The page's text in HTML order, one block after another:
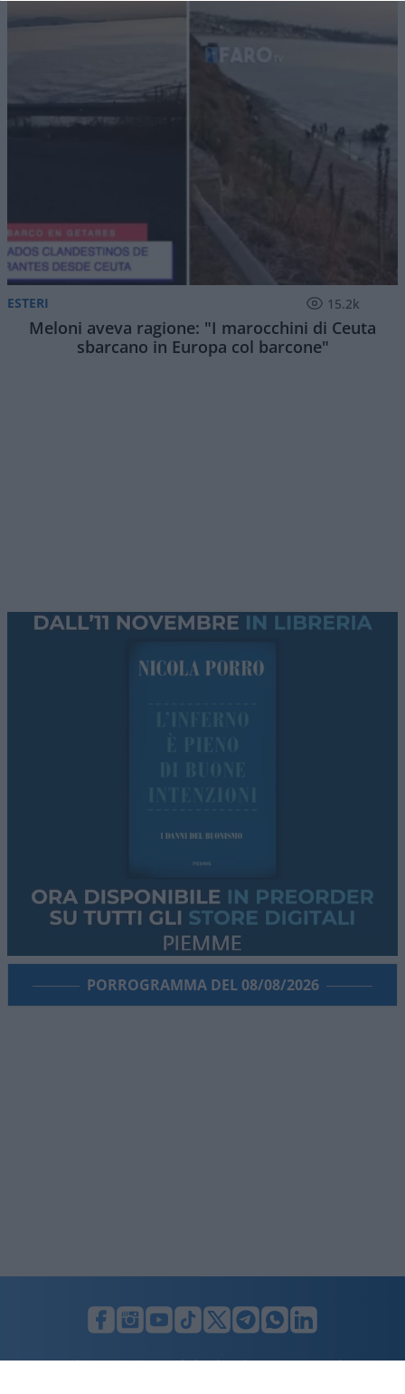
ESTERI 15.2k
Meloni aveva ragione: "I marocchini di Ceuta
sbarcano in Europa col barcone"
PORROGRAMMA DEL 08/08/2026
LUNIFIN S.r.l. a socio unico. Sede legale Milano, Largo F. Richini, 2/A,